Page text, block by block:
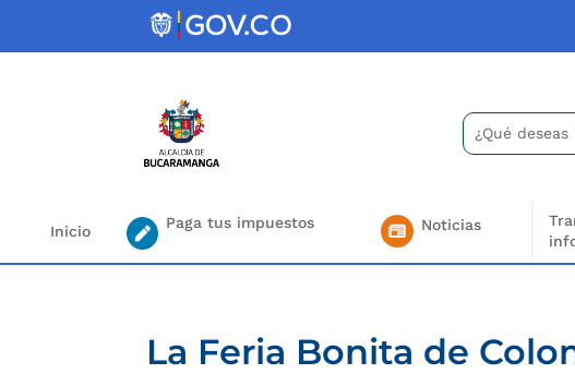
Buscar:
Search
for...
Inicio Paga tus impuestos Noticias
La Feria Bonita de